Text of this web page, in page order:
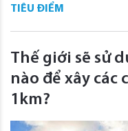
TIÊU ĐIỂM
Thế giới sẽ sử
nào để xây các
1km?